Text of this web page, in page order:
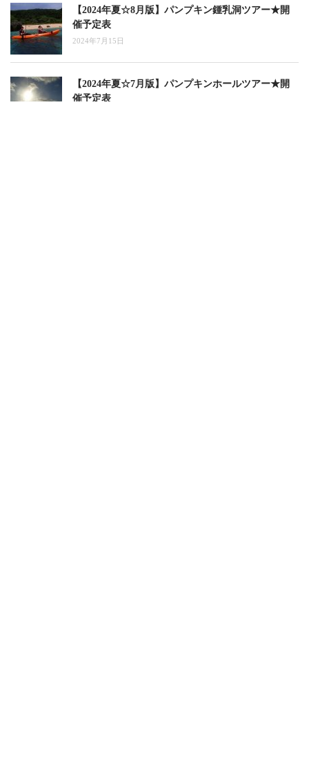
【2024年夏☆8月版】パンプキン鍾乳洞ツアー★開
催予定表
2024年7月15日
【2024年夏☆7月版】パンプキンホールツアー★開
催予定表